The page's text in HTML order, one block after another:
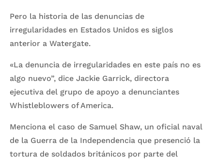
Pero la historia de las denuncias de
irregularidades en Estados Unidos es siglos
anterior a Watergate.
«La denuncia de irregularidades en este país no es
algo nuevo”, dice Jackie Garrick, directora
ejecutiva del grupo de apoyo a denunciantes
Whistleblowers of America.
Menciona el caso de Samuel Shaw, un oficial naval
de la Guerra de la Independencia que presenció la
tortura de soldados británicos por parte del